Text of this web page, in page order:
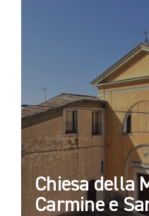
Chiesa della
Carmine e